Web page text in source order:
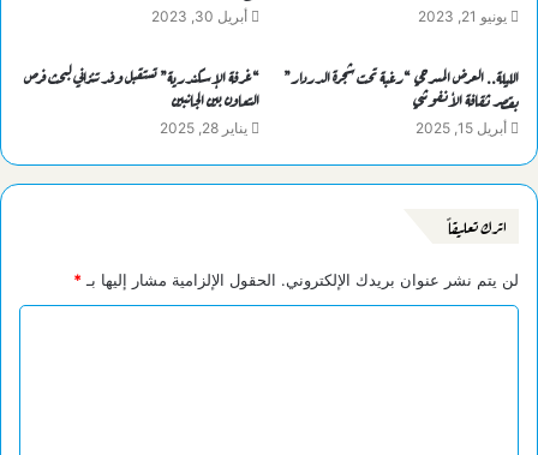
يونيو 21, 2023 أبريل 30, 2023
الليلة.. العرض المسرحي “رغبة تحت شجرة الدردار”
بقصر ثقافة الأنفوشي
أبريل 15, 2025
“غرفة الإسكندرية” تستقبل وفد تنزاني لبحث فرص
التعاون بين الجانبين
يناير 28, 2025
اترك تعليقاً
لن يتم نشر عنوان بريدك الإلكتروني. الحقول الإلزامية مشار إليها بـ *